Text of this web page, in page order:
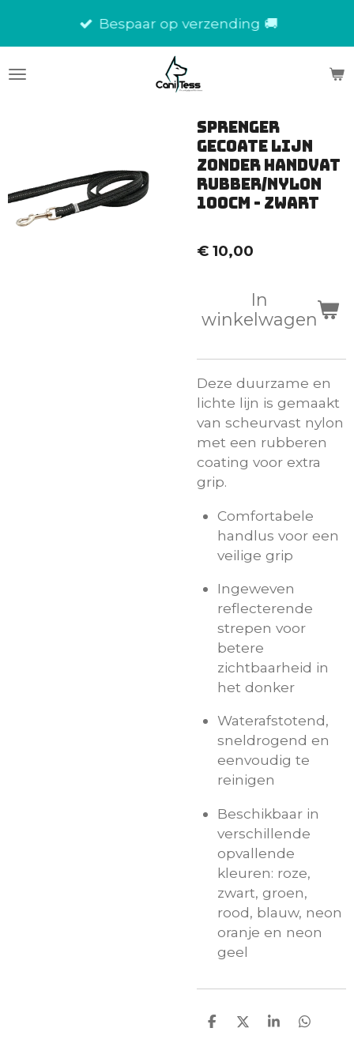
de
Bespaar op verzending 🚚
Sprenger
Gecoate Lijn
zonder Handvat
rubber/nylon
100cm - zwart
€ 10,00
In
winkelwagen
Deze duurzame en
lichte lijn is gemaakt
van scheurvast nylon
met een rubberen
coating voor extra
grip.
Comfortabele
handlus voor een
veilige grip
Ingeweven
reflecterende
strepen voor
betere
zichtbaarheid in
het donker
Waterafstotend,
sneldrogend en
eenvoudig te
reinigen
Beschikbaar in
verschillende
opvallende
kleuren: roze,
zwart, groen,
rood, blauw, neon
oranje en neon
geel
D
D
S
D